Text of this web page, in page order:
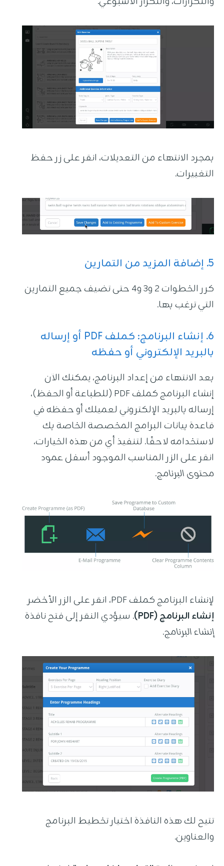
بمجرد الانتهاء من التعديلات، انقر على زر حفظ
التغييرات.
5. إضافة المزيد من التمارين
كرر الخطوات 2 و3 و4 حتى تضيف جميع التمارين
التي ترغب بها.
6. إنشاء البرنامج: كملف PDF أو إرساله
بالبريد الإلكتروني أو حفظه
بعد الانتهاء من إعداد البرنامج، يمكنك الآن
إنشاء البرنامج كملف PDF (للطباعة أو الحفظ)،
إرساله بالبريد الإلكتروني لعميلك أو حفظه في
قاعدة بيانات البرامج المخصصة الخاصة بك
لاستخدامه لاحقًا. لتنفيذ أي من هذه الخيارات،
انقر على الزر المناسب الموجود أسفلعمود
محتوى البرنامج.
لإنشاء البرنامج كملف PDF، انقر على الزر الأخضر
إنشاء البرنامج (PDF)
. سيؤدي النقر إلى فتح نافذة
إنشاء البرنامج.
تتيح لك هذه النافذة اختيار تخطيط البرنامج
والعناوين.